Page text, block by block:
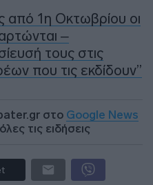
από 1η Οκτωβρίου οι
–
τους στις
που τις εκδίδουν”
στο Google News
τις ειδήσεις